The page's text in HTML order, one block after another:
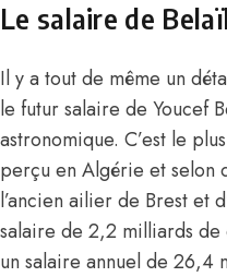
Le salaire de
Il y a tout de même un
le futur salaire de Youcef
astronomique. C’est le
perçu en Algérie et selon
l’ancien ailier de Brest et
salaire de 2,2 milliards
un salaire annuel de 26,4